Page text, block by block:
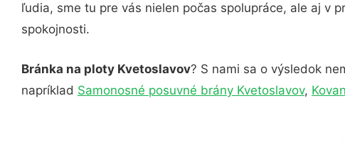
ľudia, sme tu pre vás nielen počas spolupráce, ale aj v
spokojnosti.
Bránka na ploty Kvetoslavov? S nami sa o výsledok
napríklad Samonosné posuvné brány Kvetoslavov,